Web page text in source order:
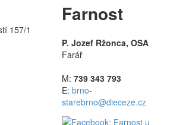
157/1
Farnost
P. Jozef Ržonca, OSA
Farář
M: 739 343 793
E: brno-
starebrno@dieceze.cz